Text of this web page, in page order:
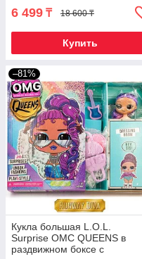
6 499 ₸ 18 600 ₸
Купить
–81%
Кукла большая L.O.L.
Surprise OMC QUEENS в
раздвижном боксе с